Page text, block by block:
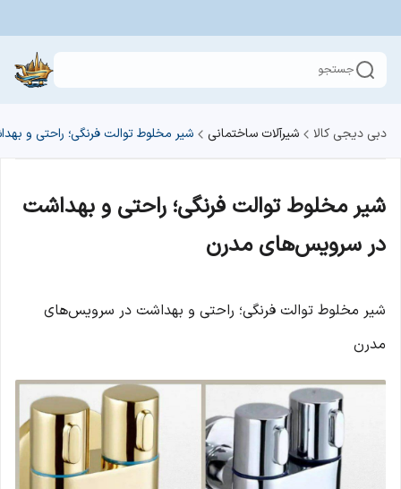
جستجو
دبی دیجی کالا شیرآلات ساختمانی شیر مخلوط توالت فرنگی؛ راحتی و
شیر مخلوط توالت فرنگی؛ راحتی و بهداشت
در سرویس‌های مدرن
شیر مخلوط توالت فرنگی؛ راحتی و بهداشت در سرویس‌های
مدرن